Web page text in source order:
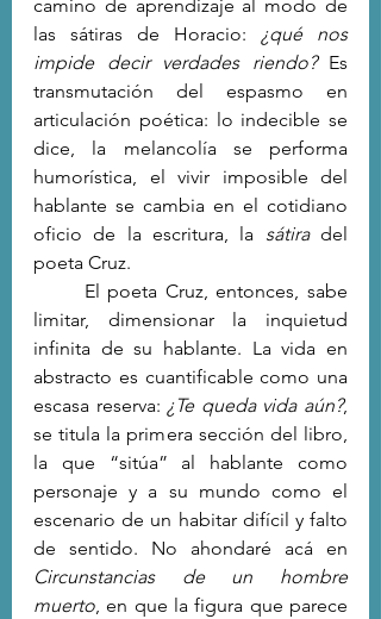
camino de aprendizaje al modo de
las sátiras de Horacio: ¿qué nos
impide decir verdades riendo? Es
transmutación del espasmo en
articulación poética: lo indecible se
dice, la melancolía se performa
humorística, el vivir imposible del
hablante se cambia en el cotidiano
oficio de la escritura, la sátira del
poeta Cruz.
limitar, dimensionar la inquietud
infinita de su hablante. La vida en
abstracto es cuantificable como una
escasa reserva: ¿Te queda vida aún?,
se titula la primera sección del libro,
la que “sitúa” al hablante como
personaje y a su mundo como el
escenario de un habitar difícil y falto
Circunstancias de un hombre
muerto, en que la figura que parece